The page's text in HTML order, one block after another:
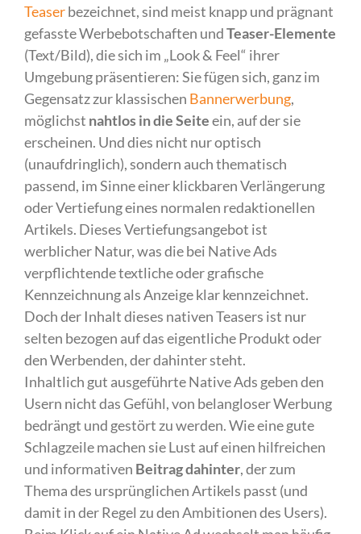
Teaserbezeichnet, sind meist knapp und prägnant
gefasste Werbebotschaften undTeaser-Elemente
(Text/Bild), die sich im „Look & Feel“ ihrer
Umgebung präsentieren: Sie fügen sich, ganz im
Gegensatz zur klassischen Bannerwerbung,
möglichst nahtlos in die Seiteein, auf der sie
erscheinen. Und dies nicht nur optisch
(unaufdringlich), sondern auch thematisch
passend, im Sinne einer klickbaren Verlängerung
oder Vertiefung eines normalen redaktionellen
Artikels. Dieses Vertiefungsangebot ist
werblicher Natur, was die bei Native Ads
verpflichtende textliche oder grafische
Kennzeichnung als Anzeige klar kennzeichnet.
Doch der Inhalt dieses nativen Teasers ist nur
selten bezogen auf das eigentliche Produkt oder
den Werbenden, der dahinter steht.
Inhaltlich gut ausgeführte Native Ads geben den
Usern nicht das Gefühl, von belangloser Werbung
bedrängt und gestört zu werden. Wie eine gute
Schlagzeile machen sie Lust auf einen hilfreichen
und informativen Beitrag dahinter, der zum
Thema des ursprünglichen Artikels passt (und
damit in der Regel zu den Ambitionen des Users).